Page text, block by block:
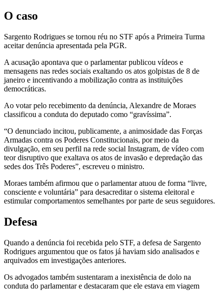
O caso
Sargento Rodrigues se tornou réu no STF após a Primeira Turma
aceitar denúncia apresentada pela PGR.
A acusação apontava que o parlamentar publicou vídeos e
mensagens nas redes sociais exaltando os atos golpistas de 8 de
janeiro e incentivando a mobilização contra as instituições
democráticas.
Ao votar pelo recebimento da denúncia, Alexandre de Moraes
classificou a conduta do deputado como “gravíssima”.
“O denunciado incitou, publicamente, a animosidade das Forças
Armadas contra os Poderes Constitucionais, por meio da
divulgação, em seu perfil na rede social Instagram, de vídeo com
teor disruptivo que exaltava os atos de invasão e depredação das
sedes dos Três Poderes”, escreveu o ministro.
Moraes também afirmou que o parlamentar atuou de forma “livre,
consciente e voluntária” para desacreditar o sistema eleitoral e
estimular comportamentos semelhantes por parte de seus seguidores.
Defesa
Quando a denúncia foi recebida pelo STF, a defesa de Sargento
Rodrigues argumentou que os fatos já haviam sido analisados e
arquivados em investigações anteriores.
Os advogados também sustentaram a inexistência de dolo na
conduta do parlamentar e destacaram que ele estava em viagem